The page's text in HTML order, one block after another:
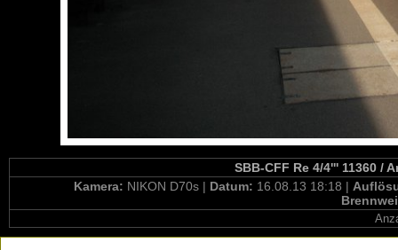
SBB-CFF Re 4/4''' 11360 /
Kamera: NIKON D70s | Datum: 16.08.13 18:18 |